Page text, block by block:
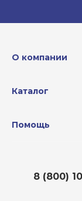
О компании
Каталог
Помощь
8 (800)